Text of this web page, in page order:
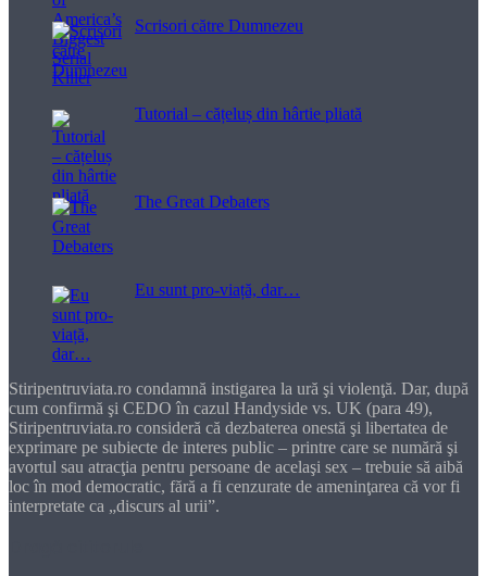
Scrisori către Dumnezeu
Tutorial – cățeluș din hârtie pliată
The Great Debaters
Eu sunt pro-viață, dar…
Stiripentruviata.ro condamnă instigarea la ură şi violenţă. Dar, după
cum confirmă şi CEDO în cazul Handyside vs. UK (para 49),
Stiripentruviata.ro consideră că dezbaterea onestă şi libertatea de
exprimare pe subiecte de interes public – printre care se numără şi
avortul sau atracţia pentru persoane de acelaşi sex – trebuie să aibă
loc în mod democratic, fără a fi cenzurate de ameninţarea că vor fi
interpretate ca „discurs al urii”.